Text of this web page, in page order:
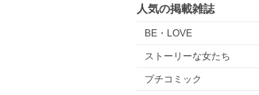
人気の掲載雑誌
BE・LOVE
ストーリーな女たち
プチコミック